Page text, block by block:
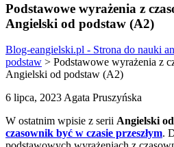
Podstawowe wyrażenia z
Angielski od podstaw (A2)
Blog-eangielski.pl - Strona do nauki
podstaw > Podstawowe wyrażenia z
Angielski od podstaw (A2)
6 lipca, 2023 Agata Pruszyńska
W ostatnim wpisie z serii Angielski
czasownik być w czasie przeszłym.